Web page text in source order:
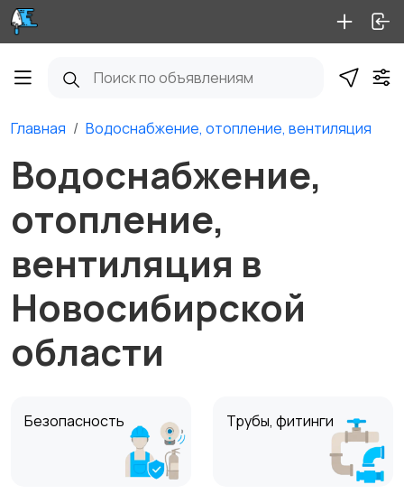
Главная Водоснабжение, отопление, вентиляция
Водоснабжение,
отопление,
вентиляция в
Новосибирской
области
Безопасность Трубы, фитинги